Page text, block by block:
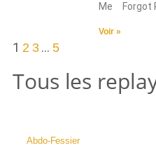
Me Forgot
Voir »
1 2 3 … 5
Tous les
Abdo-Fessier